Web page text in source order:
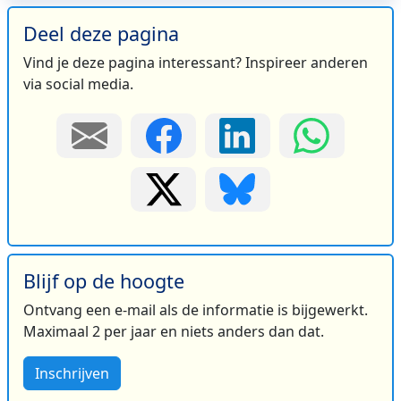
Deel deze pagina
Vind je deze pagina interessant? Inspireer anderen
via social media.
Blijf op de hoogte
Ontvang een e-mail als de informatie is bijgewerkt.
Maximaal 2 per jaar en niets anders dan dat.
Inschrijven